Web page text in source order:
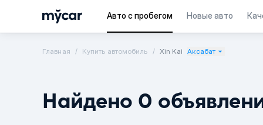
Авто с пробегом Новые авто
Главная Купить автомобиль Xin Kai Аксабат
Найдено 0